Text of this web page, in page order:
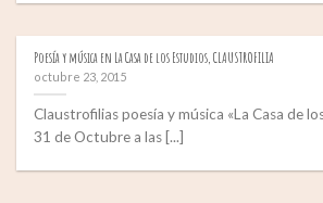
Poesía y música en La Casa de los Estudios, CLAUSTROFILIA
octubre 23, 2015
Claustrofilias poesía y música «La Casa de
31 de Octubre a las [...]